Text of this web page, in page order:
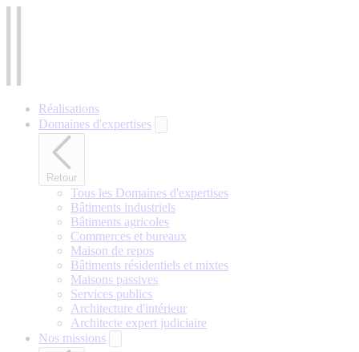
Réalisations
Domaines d'expertises
Retour
Tous les Domaines d'expertises
Bâtiments industriels
Bâtiments agricoles
Commerces et bureaux
Maison de repos
Bâtiments résidentiels et mixtes
Maisons passives
Services publics
Architecture d'intérieur
Architecte expert judiciaire
Nos missions